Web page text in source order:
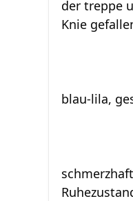
der treppe
Knie
blau-lila,